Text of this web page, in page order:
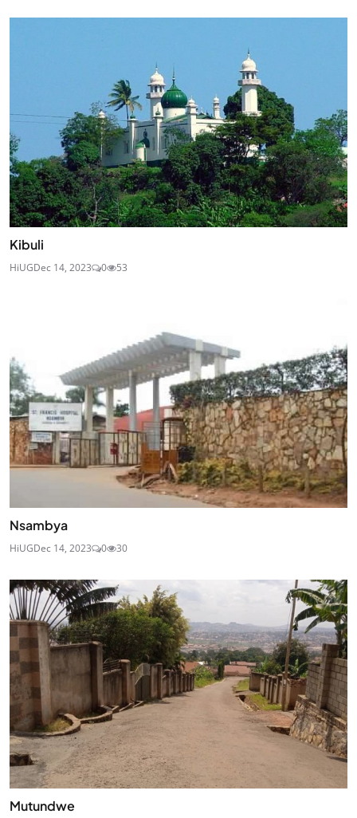
Kibuli
HiUGDec 14, 2023 0 53
Nsambya
HiUGDec 14, 2023 0 30
Mutundwe